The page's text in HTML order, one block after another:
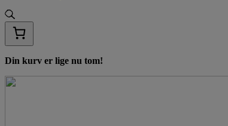
Din kurv er lige nu tom!